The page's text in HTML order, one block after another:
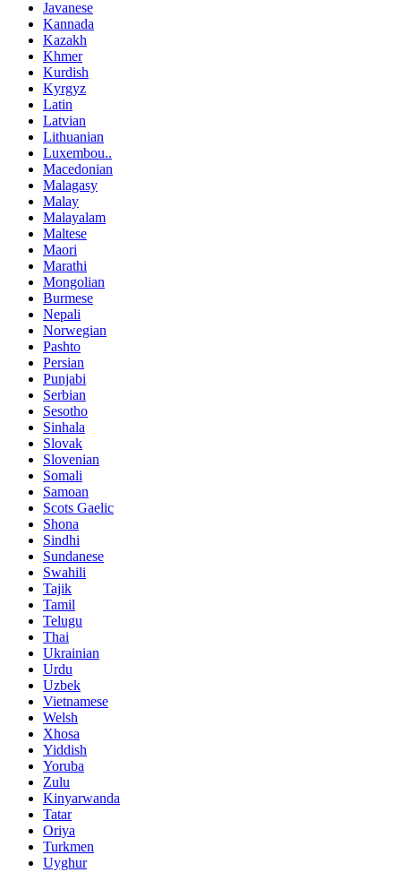
Javanese
Kannada
Kazakh
Khmer
Kurdish
Kyrgyz
Latin
Latvian
Lithuanian
Luxembou..
Macedonian
Malagasy
Malay
Malayalam
Maltese
Maori
Marathi
Mongolian
Burmese
Nepali
Norwegian
Pashto
Persian
Punjabi
Serbian
Sesotho
Sinhala
Slovak
Slovenian
Somali
Samoan
Scots Gaelic
Shona
Sindhi
Sundanese
Swahili
Tajik
Tamil
Telugu
Thai
Ukrainian
Urdu
Uzbek
Vietnamese
Welsh
Xhosa
Yiddish
Yoruba
Zulu
Kinyarwanda
Tatar
Oriya
Turkmen
Uyghur